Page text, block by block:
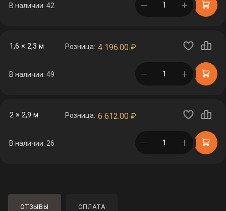
В наличии: 42 в корзине
1,6 × 2,3 м Розница: 4 196.00 ₽
В наличии: 49 в корзине
2 × 2,9 м Розница: 6 612.00 ₽
В наличии: 26 в корзине
ОТЗЫВЫ ОПЛАТА